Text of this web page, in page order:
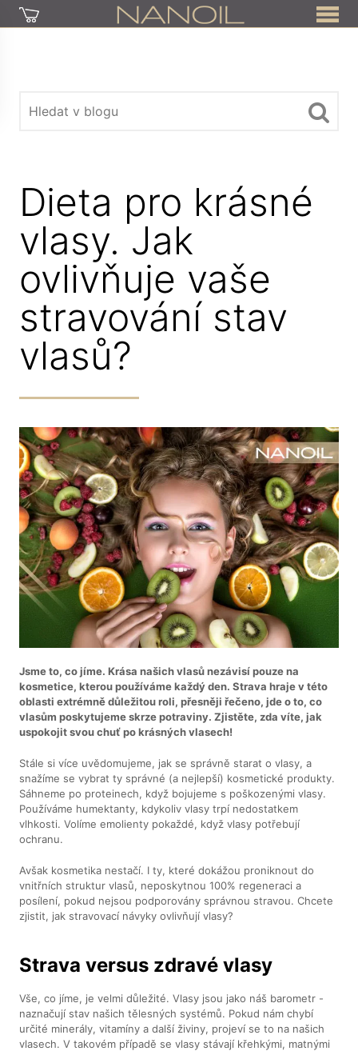
Dieta pro krásné
vlasy. Jak
ovlivňuje vaše
stravování stav
vlasů?
Jsme to, co jíme. Krása našich vlasů nezávisí pouze na
kosmetice, kterou používáme každý den. Strava hraje v této
oblasti extrémně důležitou roli, přesněji řečeno, jde o to, co
vlasům poskytujeme skrze potraviny. Zjistěte, zda víte, jak
uspokojit svou chuť po krásných vlasech!
Stále si více uvědomujeme, jak se správně starat o vlasy, a
snažíme se vybrat ty správné (a nejlepší) kosmetické produkty.
Sáhneme po proteinech, když bojujeme s poškozenými vlasy.
Používáme humektanty, kdykoliv vlasy trpí nedostatkem
vlhkosti. Volíme emolienty pokaždé, když vlasy potřebují
ochranu.
Avšak kosmetika nestačí. I ty, které dokážou proniknout do
vnitřních struktur vlasů, neposkytnou 100% regeneraci a
posílení, pokud nejsou podporovány správnou stravou. Chcete
zjistit, jak stravovací návyky ovlivňují vlasy?
Strava versus zdravé vlasy
Vše, co jíme, je velmi důležité. Vlasy jsou jako náš barometr -
naznačují stav našich tělesných systémů. Pokud nám chybí
určité minerály, vitamíny a další živiny, projeví se to na našich
vlasech. V takovém případě se vlasy stávají křehkými, matnými